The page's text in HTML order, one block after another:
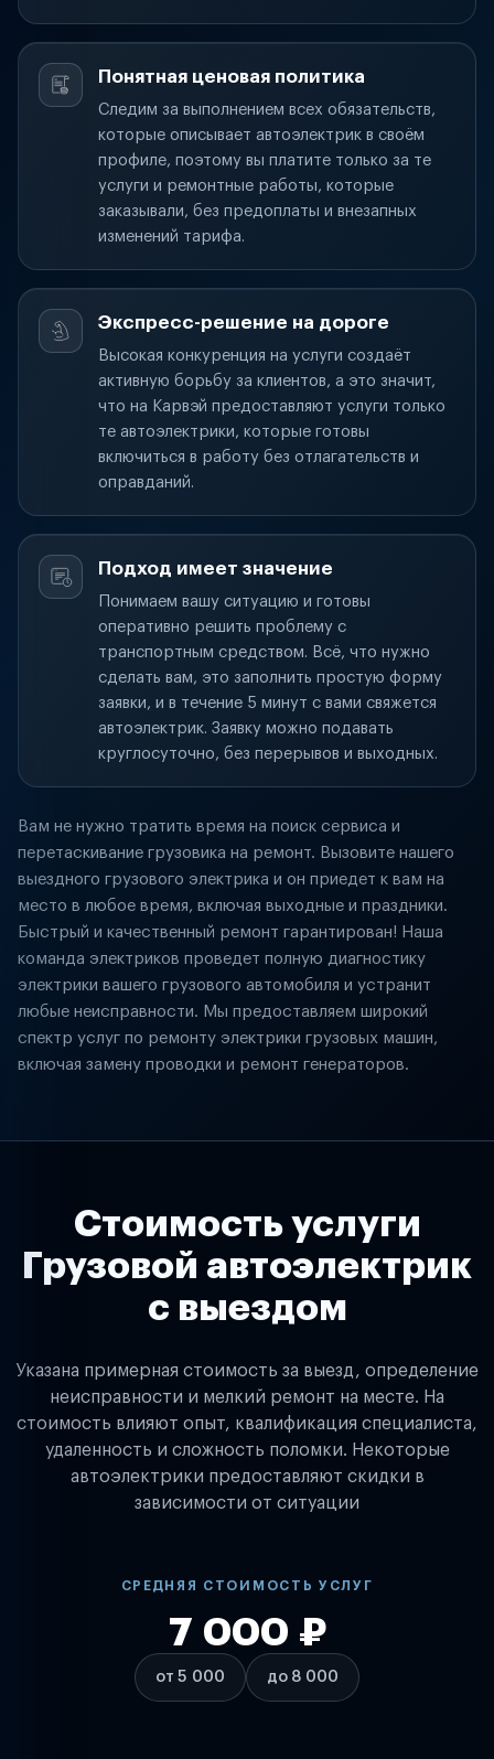
Понятная ценовая политика
Следим за выполнением всех обязательств,
которые описывает автоэлектрик в своём
профиле, поэтому вы платите только за те
услуги и ремонтные работы, которые
заказывали, без предоплаты и внезапных
изменений тарифа.
Экспресс-решение на дороге
Высокая конкуренция на услуги создаёт
активную борьбу за клиентов, а это значит,
что на Карвэй предоставляют услуги только
те автоэлектрики, которые готовы
включиться в работу без отлагательств и
оправданий.
Подход имеет значение
Понимаем вашу ситуацию и готовы
оперативно решить проблему с
транспортным средством. Всё, что нужно
сделать вам, это заполнить простую форму
заявки, и в течение 5 минут с вами свяжется
автоэлектрик. Заявку можно подавать
круглосуточно, без перерывов и выходных.
Вам не нужно тратить время на поиск сервиса и
перетаскивание грузовика на ремонт. Вызовите нашего
выездного грузового электрика и он приедет к вам на
место в любое время, включая выходные и праздники.
Быстрый и качественный ремонт гарантирован! Наша
команда электриков проведет полную диагностику
электрики вашего грузового автомобиля и устранит
любые неисправности. Мы предоставляем широкий
спектр услуг по ремонту электрики грузовых машин,
включая замену проводки и ремонт генераторов.
Стоимость услуги
Грузовой автоэлектрик
с выездом
Указана примерная стоимость за выезд, определение
неисправности и мелкий ремонт на месте. На
стоимость влияют опыт, квалификация специалиста,
удаленность и сложность поломки. Некоторые
автоэлектрики предоставляют скидки в
зависимости от ситуации
СРЕДНЯЯ СТОИМОСТЬ УСЛУГ
от 5 000
7 000 ₽
до 8 000